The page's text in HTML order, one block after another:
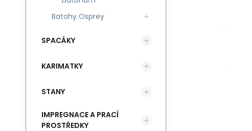
Batohy Osprey
SPACÁKY
KARIMATKY
STANY
IMPREGNACE A PRACÍ
PROSTŘEDKY